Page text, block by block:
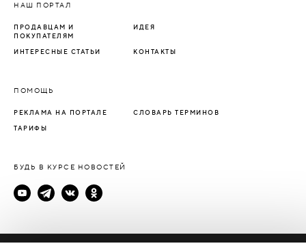
НАШ ПОРТАЛ
ПРОДАВЦАМ И
ПОКУПАТЕЛЯМ
ИДЕЯ
ИНТЕРЕСНЫЕ СТАТЬИ КОНТАКТЫ
ПОМОЩЬ
РЕКЛАМА НА ПОРТАЛЕ СЛОВАРЬ ТЕРМИНОВ
ТАРИФЫ
БУДЬ В КУРСЕ НОВОСТЕЙ